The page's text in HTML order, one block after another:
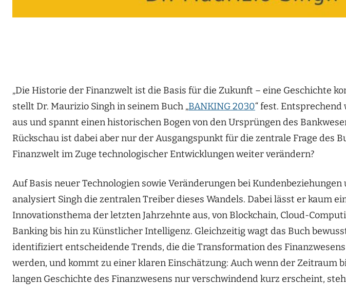
„Die Historie der Finanzwelt ist die Basis für die Zukunft – eine Geschichte
stellt Dr. Maurizio Singh in seinem Buch „BANKING 2030“ fest.
aus und spannt einen historischen Bogen von den Ursprüngen des
Rückschau ist dabei aber nur der Ausgangspunkt für die zentrale Frage des
Finanzwelt im Zuge technologischer Entwicklungen weiter verändern?
Auf Basis neuer Technologien sowie Veränderungen bei
analysiert Singh die zentralen Treiber dieses Wandels. Dabei lässt er kaum
Innovationsthema der letzten Jahrzehnte aus, von Blockchain, Cloud-
Banking bis hin zu Künstlicher Intelligenz. Gleichzeitig wagt das Buch
identifiziert entscheidende Trends, die die Transformation des
werden, und kommt zu einer klaren Einschätzung: Auch wenn der Zeitraum
langen Geschichte des Finanzwesens nur verschwindend kurz erscheint,